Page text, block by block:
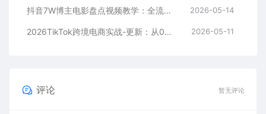
抖音7W博主电影盘点视频教学：全流程剪辑制作+收益开通+商单收徒，零基础快速变现 2026-05-14
2026TikTok跨境电商实战-更新：从0到1跑通注册选品上架，出单发货回款全流程手把手教学 2026-05-11
评论 暂无评论